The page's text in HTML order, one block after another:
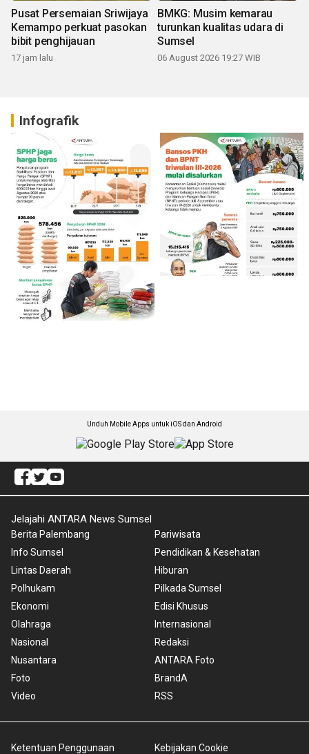
Pusat Persemaian Sriwijaya
Kemampo perkuat pasokan
bibit penghijauan
17 jam lalu
BMKG: Musim kemarau
turunkan kualitas udara di
Sumsel
06 August 2026 19:27 WIB
Infografik
Unduh Mobile Apps untuk iOS dan Android
Jelajahi ANTARA News Sumsel
Berita Palembang
Info Sumsel
Lintas Daerah
Polhukam
Ekonomi
Olahraga
Nasional
Nusantara
Foto
Video
Pariwisata
Pendidikan & Kesehatan
Hiburan
Pilkada Sumsel
Edisi Khusus
Internasional
Redaksi
ANTARA Foto
BrandA
RSS
Ketentuan Penggunaan Kebijakan Cookie